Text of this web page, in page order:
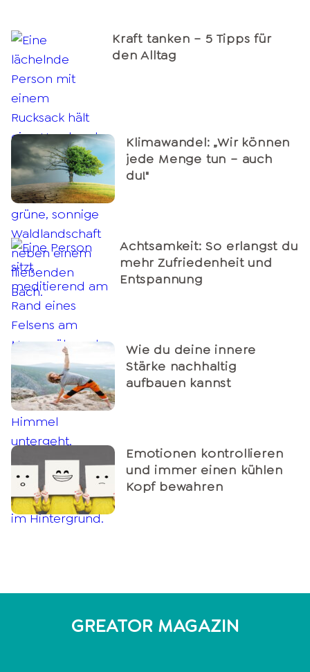
Kraft tanken – 5 Tipps für
den Alltag
Klimawandel: „Wir können
jede Menge tun – auch
du!"
Achtsamkeit: So erlangst du
mehr Zufriedenheit und
Entspannung
Wie du deine innere
Stärke nachhaltig
aufbauen kannst
Emotionen kontrollieren
und immer einen kühlen
Kopf bewahren
GREATOR MAGAZIN